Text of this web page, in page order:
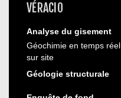
VÉRACIO
Analyse du gisement
Géochimie en temps réel
sur site
Géologie structurale